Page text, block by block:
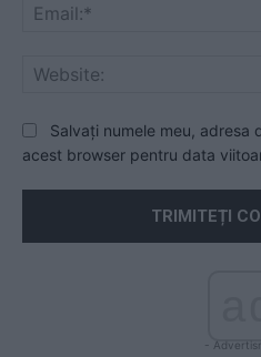
Salvați numele meu, adresa
acest browser pentru data
-